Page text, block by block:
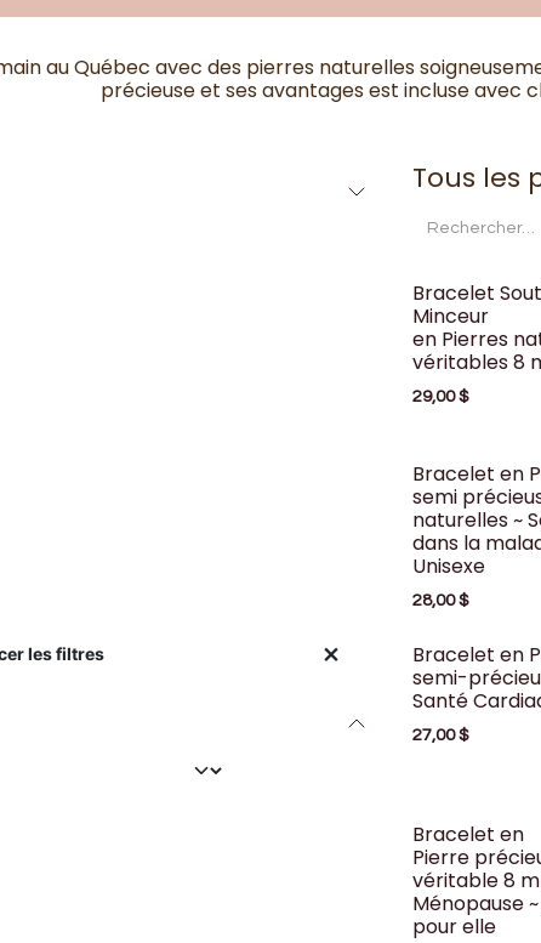
au Québec avec des pierres naturelles
précieuse et ses avantages est incluse avec
les filtres
Tous les
Bracelet
Minceur
en Pierres
véritables 8
29,00$
Bracelet en
semi
naturelles ~
dans la
Unisexe
28,00$
Bracelet en
semi-
Santé
27,00$
Bracelet en
Pierre
véritable 8
Ménopause
pour elle